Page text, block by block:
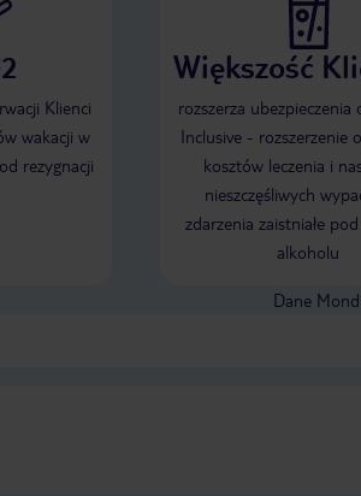
Klienci
wakacji w
rezygnacji
Większość
rozszerza ubezpieczenia
Inclusive - rozszerzenie
kosztów leczenia i
nieszczęśliwych
zdarzenia zaistniałe
alkoholu
Dane